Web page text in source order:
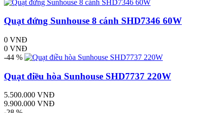
Quạt đứng Sunhouse 8 cánh SHD7346 60W
0 VNĐ
0 VNĐ
-44 %
Quạt điều hòa Sunhouse SHD7737 220W
5.500.000 VNĐ
9.900.000 VNĐ